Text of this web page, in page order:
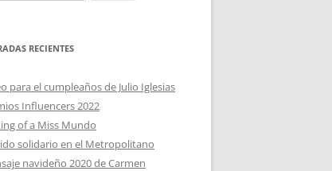
RECIENTES
para el cumpleaños de Julio Iglesias
Influencers 2022
of a Miss Mundo
solidario en el Metropolitano
navideño 2020 de Carmen